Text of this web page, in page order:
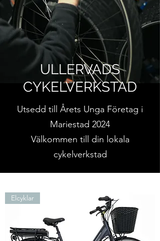
ULLERVADS
CYKELVERKSTAD
Utsedd till Årets Unga Företag i
Mariestad 2024
Välkommen till din lokala
cykelverkstad
Elcyklar